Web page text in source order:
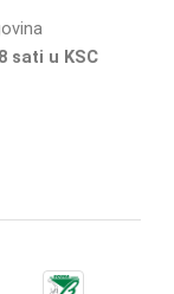
sati u KSC